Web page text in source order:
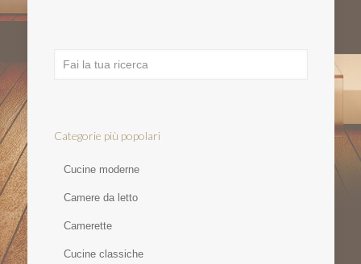
Categorie più popolari
Cucine moderne
Camere da letto
Camerette
Cucine classiche